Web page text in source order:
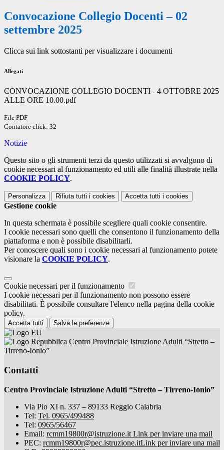
Convocazione Collegio Docenti – 02
settembre 2025
Clicca sui link sottostanti per visualizzare i documenti
Allegati
CONVOCAZIONE COLLEGIO DOCENTI - 4 OTTOBRE 2025
ALLE ORE 10.00.pdf
File PDF
Contatore click: 32
Notizie
Questo sito o gli strumenti terzi da questo utilizzati si avvalgono di
cookie necessari al funzionamento ed utili alle finalità illustrate nella
COOKIE POLICY.
Personalizza Rifiuta tutti i cookies Accetta tutti i cookies
Gestione cookie
In questa schermata è possibile scegliere quali cookie consentire.
I cookie necessari sono quelli che consentono il funzionamento della
piattaforma e non è possibile disabilitarli.
Per conoscere quali sono i cookie necessari al funzionamento potete
visionare la COOKIE POLICY.
Cookie necessari per il funzionamento
I cookie necessari per il funzionamento non possono essere
disabilitati. È possibile consultare l'elenco nella pagina della cookie
policy.
Accetta tutti Salva le preferenze
Centro Provinciale Istruzione Adulti “Stretto –
Tirreno-Ionio”
Contatti
Centro Provinciale Istruzione Adulti “Stretto – Tirreno-Ionio”
Via Pio XI n. 337 – 89133 Reggio Calabria
Tel: Tel. 0965/499488
Tel: 0965/56467
Email: rcmm19800r@istruzione.it Link per inviare una mail
PEC: rcmm19800r@pec.istruzione.itLink per inviare una mail